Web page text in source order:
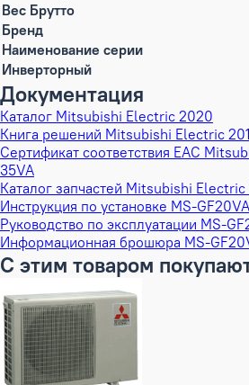
Вес Брутто
Бренд
Наименование серии
Инверторный
Документация
Каталог Mitsubishi Electric 2020
Книга решений Mitsubishi Electric
Сертификат соответствия EAC
35VA
Каталог запчастей Mitsubishi
Инструкция по установке MS-
Руководство по эксплуатации MS-
Информационная брошюра MS-
С этим товаром